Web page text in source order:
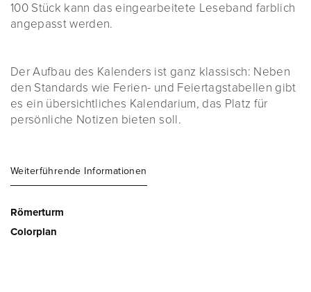
100 Stück kann das eingearbeitete Leseband farblich
angepasst werden.
Der Aufbau des Kalenders ist ganz klassisch: Neben
den Standards wie Ferien- und Feiertagstabellen gibt
es ein übersichtliches Kalendarium, das Platz für
persönliche Notizen bieten soll.
Weiterführende Informationen
Römerturm
Colorplan